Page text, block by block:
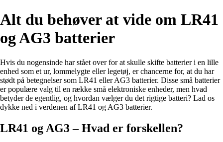
Alt du behøver at vide om LR41
og AG3 batterier
Hvis du nogensinde har stået over for at skulle skifte batterier i en lille
enhed som et ur, lommelygte eller legetøj, er chancerne for, at du har
stødt på betegnelser som LR41 eller AG3 batterier. Disse små batterier
er populære valg til en række små elektroniske enheder, men hvad
betyder de egentlig, og hvordan vælger du det rigtige batteri? Lad os
dykke ned i verdenen af LR41 og AG3 batterier.
LR41 og AG3 – Hvad er forskellen?